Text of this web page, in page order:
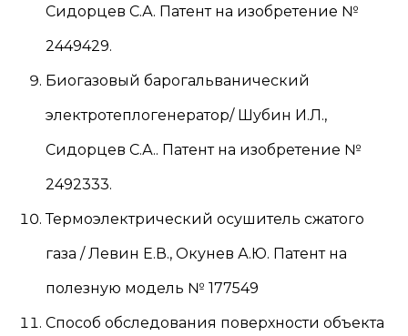
Сидорцев С.А. Патент на изобретение №
2449429.
Биогазовый барогальванический
электротеплогенератор/ Шубин И.Л.,
Сидорцев С.А.. Патент на изобретение №
2492333.
Термоэлектрический осушитель сжатого
газа / Левин Е.В., Окунев А.Ю. Патент на
полезную модель № 177549
Способ обследования поверхности объекта